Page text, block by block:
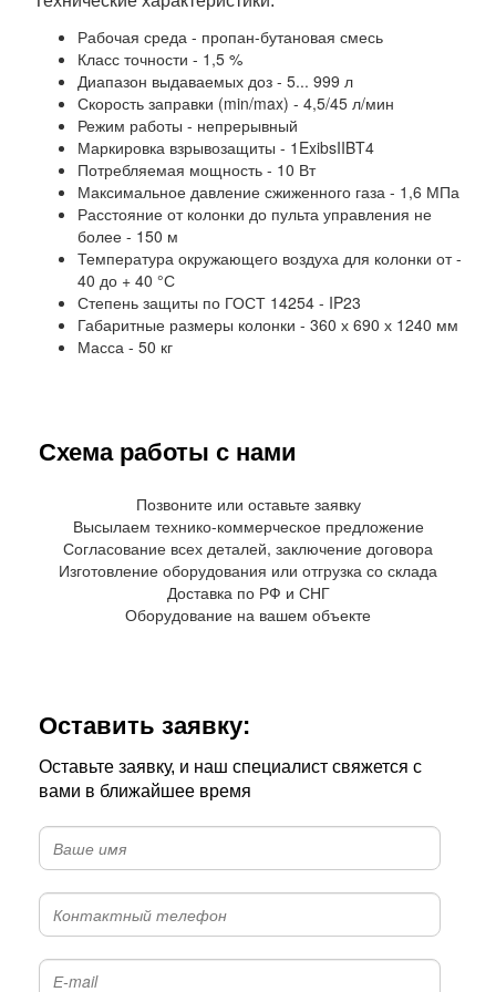
Рабочая среда - пропан-бутановая смесь
Класс точности - 1,5 %
Диапазон выдаваемых доз - 5... 999 л
Скорость заправки (min/max) - 4,5/45 л/мин
Режим работы - непрерывный
Маркировка взрывозащиты - 1ExibsIIBT4
Потребляемая мощность - 10 Вт
Максимальное давление сжиженного газа - 1,6 МПа
Расстояние от колонки до пульта управления не
более - 150 м
Температура окружающего воздуха для колонки от -
40 до + 40 °С
Степень защиты по ГОСТ 14254 - IP23
Габаритные размеры колонки - 360 х 690 х 1240 мм
Масса - 50 кг
Схема работы с нами
Позвоните или оставьте заявку
Высылаем технико-коммерческое предложение
Согласование всех деталей, заключение договора
Изготовление оборудования или отгрузка со склада
Доставка по РФ и СНГ
Оборудование на вашем объекте
Оставить заявку:
Оставьте заявку, и наш специалист свяжется с
вами в ближайшее время